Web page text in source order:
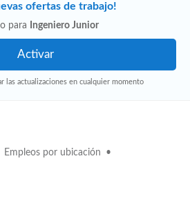
ofertas de trabajo!
para Ingeniero Junior
las actualizaciones en cualquier momento
Empleos por ubicación